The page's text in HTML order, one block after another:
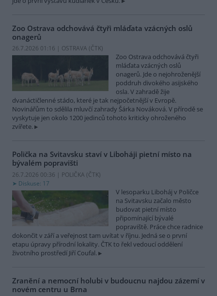
Zoo Ostrava odchovává čtyři mláďata vzácných oslů
onagerů
26.7.2026 01:16 | OSTRAVA (ČTK)
Zoo Ostrava odchovává čtyři
mláďata vzácných oslů
onagerů. Jde o nejohroženější
poddruh divokého asijského
osla. V zahradě žije
dvanáctičlenné stádo, které je tak nejpočetnější v Evropě.
Novinářům to sdělila mluvčí zahrady Šárka Nováková. V přírodě se
vyskytuje jen okolo 1200 jedinců tohoto kriticky ohroženého
zvířete.
Polička na Svitavsku staví v Liboháji pietní místo na
bývalém popravišti
26.7.2026 00:36 | POLIČKA (ČTK)
Diskuse: 17
V lesoparku Liboháj v Poličce
na Svitavsku začalo město
budovat pietní místo
připomínající bývalé
popraviště. Práce chce radnice
dokončit v září a veřejnost tam uvítat v říjnu. Jedná se o první
etapu úpravy přírodní lokality. ČTK to řekl vedoucí oddělení
životního prostředí Jiří Coufal.
Zranění a nemocní holubi v budoucnu najdou zázemí v
novém centru u Brna